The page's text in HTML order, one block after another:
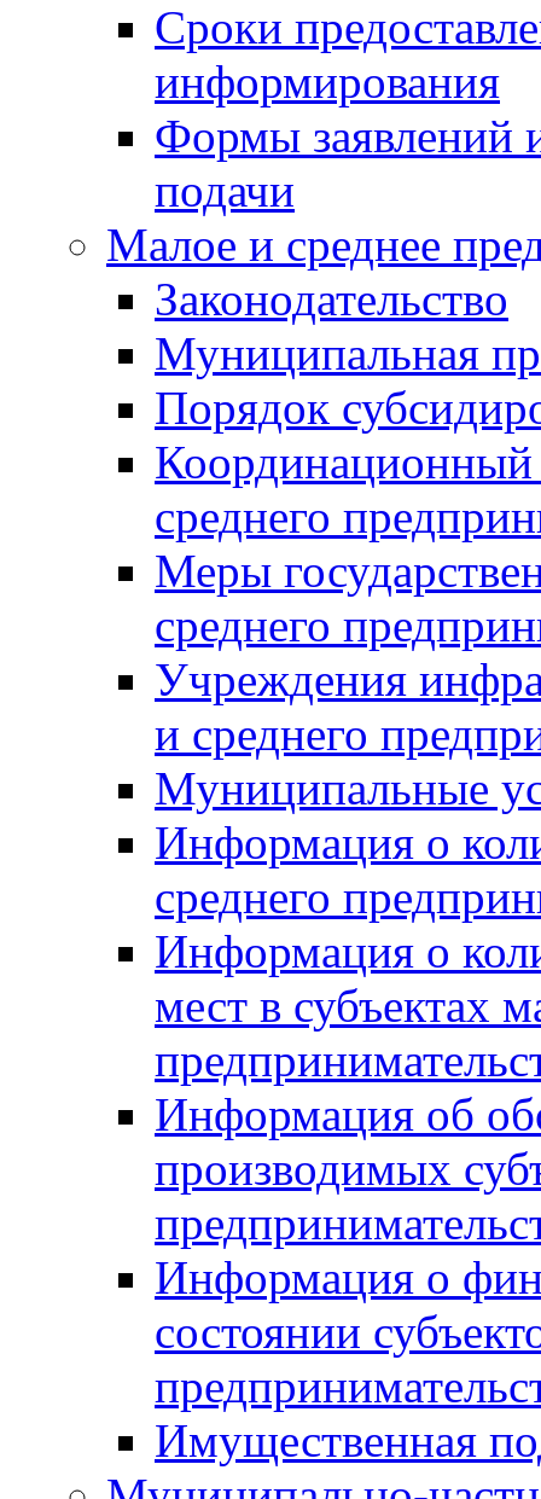
Сроки
информирования
Формы заявлений
подачи
Малое и среднее
Законодательство
Муниципальная
Порядок
Координационный
среднего
Меры
среднего
Учреждения
и среднего
Муниципальные
Информация о
среднего
Информация о
мест в субъектах
Информация об
производимых
Информация о
состоянии
Имущественная